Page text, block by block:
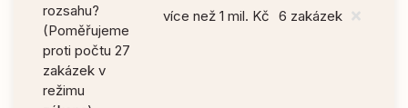
rozsahu?
(Poměřujeme
proti počtu 27
zakázek v
režimu
více než 1 mil. Kč 6 zakázek